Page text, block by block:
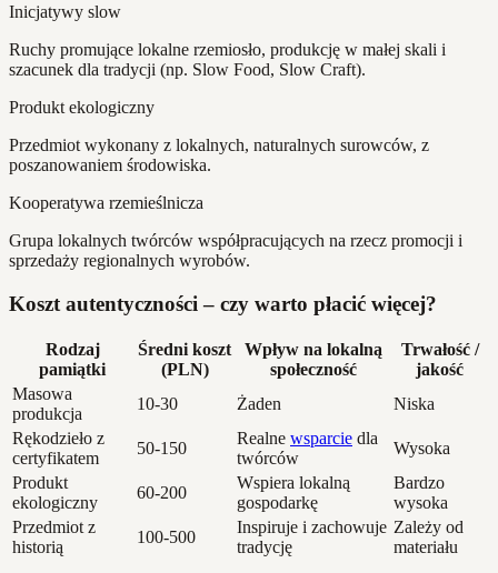
Inicjatywy slow
Ruchy promujące lokalne rzemiosło, produkcję w małej skali i
szacunek dla tradycji (np. Slow Food, Slow Craft).
Produkt ekologiczny
Przedmiot wykonany z lokalnych, naturalnych surowców, z
poszanowaniem środowiska.
Kooperatywa rzemieślnicza
Grupa lokalnych twórców współpracujących na rzecz promocji i
sprzedaży regionalnych wyrobów.
Koszt autentyczności – czy warto płacić więcej?
Rodzaj
pamiątki
Średni koszt
(PLN)
Wpływ na lokalną
społeczność
Trwałość /
jakość
Masowa
produkcja
10-30 Żaden
Niska
Rękodzieło z
certyfikatem
50-150
Realne wsparcie dla
twórców
Wysoka
Produkt
ekologiczny
60-200
Wspiera lokalną
gospodarkę
Bardzo
wysoka
Przedmiot z
historią
100-500
Inspiruje i zachowuje
tradycję
Zależy od
materiału